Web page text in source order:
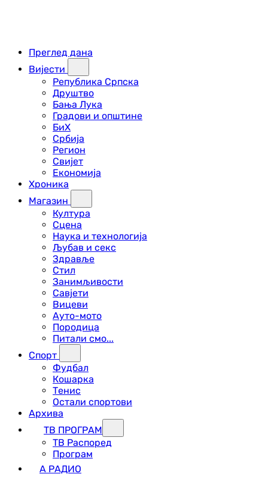
Преглед дана
Вијести
Република Српска
Друштво
Бања Лука
Градови и општине
БиХ
Србија
Регион
Свијет
Економија
Хроника
Магазин
Култура
Сцена
Наука и технологија
Љубав и секс
Здравље
Стил
Занимљивости
Савјети
Вицеви
Ауто-мото
Породица
Питали смо...
Спорт
Фудбал
Кошарка
Тенис
Остали спортови
Архива
ТВ ПРОГРАМ
ТВ Распоред
Програм
А РАДИО